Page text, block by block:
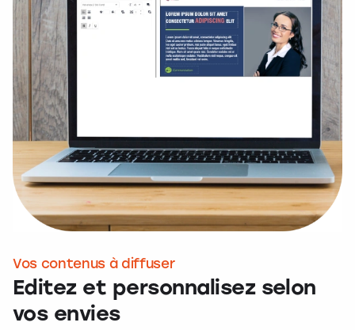
Vos contenus à diffuser
Editez et personnalisez selon
vos envies